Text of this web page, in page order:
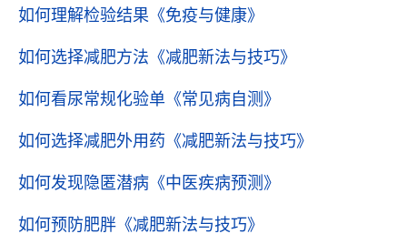
如何理解检验结果 《免疫与健康》
如何选择减肥方法 《减肥新法与技巧》
如何看尿常规化验单 《常见病自测》
如何选择减肥外用药 《减肥新法与技巧》
如何发现隐匿潜病 《中医疾病预测》
如何预防肥胖 《减肥新法与技巧》